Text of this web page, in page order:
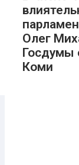
Олег
Госдумы
Коми